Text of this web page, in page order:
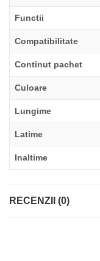
Functii
Compatibilitate
Continut pachet
Culoare
Lungime
Latime
Inaltime
RECENZII (0)